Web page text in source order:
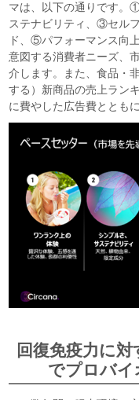
マは、以下の通りです。
ステナビリティ、③セル
ド、⑤パフォーマンス向
意図する消費者ニーズ、
介します。また、食品・
する）新商品の売上ラン
に費やした広告費ととも
回復免疫力に
でプロバイ